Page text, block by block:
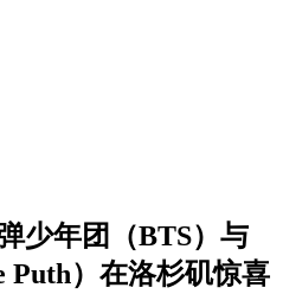
少年团（BTS）与
Puth）在洛杉矶惊喜